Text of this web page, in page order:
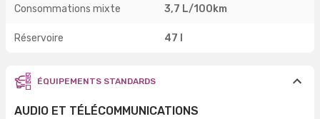
Consommations mixte 3,7 L/100km
Réservoire 47 l
ÉQUIPEMENTS STANDARDS
AUDIO ET TÉLÉCOMMUNICATIONS